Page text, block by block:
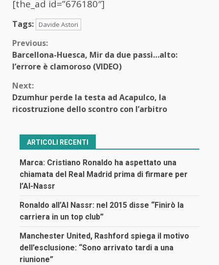
[the_ad id=”676180″]
Tags: Davide Astori
Continue
Reading
Previous:
Barcellona-Huesca, Mir da due passi…alto:
l’errore è clamoroso (VIDEO)
Next:
Dzumhur perde la testa ad Acapulco, la
ricostruzione dello scontro con l’arbitro
ARTICOLI RECENTI
Marca: Cristiano Ronaldo ha aspettato una
chiamata del Real Madrid prima di firmare per
l’Al-Nassr
Ronaldo all’Al Nassr: nel 2015 disse “Finirò la
carriera in un top club”
Manchester United, Rashford spiega il motivo
dell’esclusione: “Sono arrivato tardi a una
riunione”